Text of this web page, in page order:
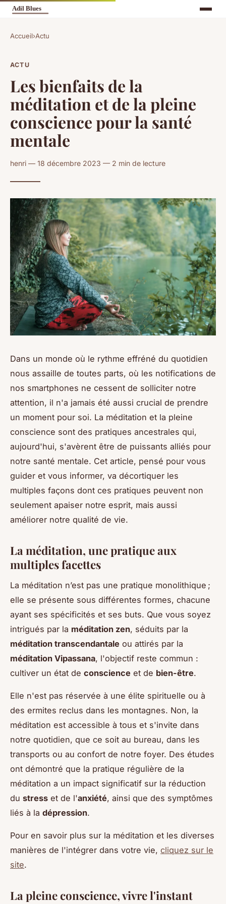
Accueil›Actu
ACTU
Les bienfaits de la
méditation et de la pleine
conscience pour la santé
mentale
henri — 18 décembre 2023 — 2 min de lecture
Dans un monde où le rythme effréné du quotidien
nous assaille de toutes parts, où les notifications de
nos smartphones ne cessent de solliciter notre
attention, il n'a jamais été aussi crucial de prendre
un moment pour soi. La méditation et la pleine
conscience sont des pratiques ancestrales qui,
aujourd'hui, s'avèrent être de puissants alliés pour
notre santé mentale. Cet article, pensé pour vous
guider et vous informer, va décortiquer les
multiples façons dont ces pratiques peuvent non
seulement apaiser notre esprit, mais aussi
améliorer notre qualité de vie.
La méditation, une pratique aux
multiples facettes
La méditation n’est pas une pratique monolithique ;
elle se présente sous différentes formes, chacune
ayant ses spécificités et ses buts. Que vous soyez
intrigués par la méditation zen, séduits par la
méditation transcendantale ou attirés par la
méditation Vipassana, l'objectif reste commun :
cultiver un état de conscience et de bien-être.
Elle n'est pas réservée à une élite spirituelle ou à
des ermites reclus dans les montagnes. Non, la
méditation est accessible à tous et s'invite dans
notre quotidien, que ce soit au bureau, dans les
transports ou au confort de notre foyer. Des études
ont démontré que la pratique régulière de la
méditation a un impact significatif sur la réduction
du stress et de l'anxiété, ainsi que des symptômes
liés à la dépression.
Pour en savoir plus sur la méditation et les diverses
manières de l'intégrer dans votre vie, cliquez sur le
site.
La pleine conscience, vivre l'instant